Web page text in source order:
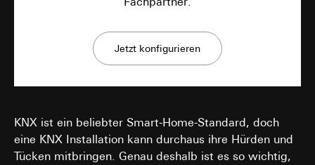
Jetzt konfigurieren
KNX ist ein beliebter Smart-Home-Standard, doch
eine KNX Installation kann durchaus ihre Hürden und
Tücken mitbringen. Genau deshalb ist es so wichtig,